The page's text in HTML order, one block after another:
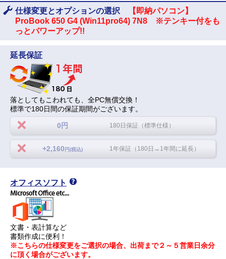
仕様変更とオプションの選択
【即納パソコン】
ProBook 650 G4 (Win11pro64) 7N8 ※テンキー付をも
っとパワーアップ!!
延長保証
落としてもこわれても、全PC無償交換！
標準で180日間の保証期間がございます。
0円 180日保証（標準仕様）
+2,160 円(税込) 1年保証（180日→1年間に延長）
オフィスソフト
文書・表計算など
書類作成に便利！
※こちらの仕様変更をご選択の場合、出荷まで２～５営業日余分
に頂く場合がございます。